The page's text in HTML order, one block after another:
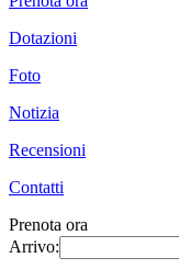
Dotazioni
Foto
Notizia
Recensioni
Contatti
Prenota ora
Arrivo: